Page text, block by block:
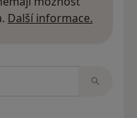
Další informace.